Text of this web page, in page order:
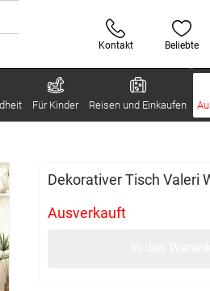
Kontakt Beliebte
Für Kinder Reisen und Einkaufen
Dekorativer Tisch Valeri
Ausverkauft